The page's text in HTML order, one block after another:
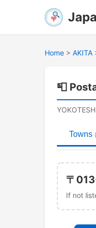
Home > AKITA
📮
Towns (
〒
If not